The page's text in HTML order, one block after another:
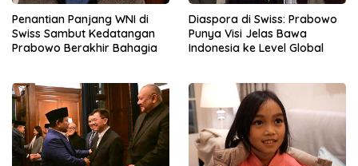
Penantian Panjang WNI di
Swiss Sambut Kedatangan
Prabowo Berakhir Bahagia
Diaspora di Swiss: Prabowo
Punya Visi Jelas Bawa
Indonesia ke Level Global